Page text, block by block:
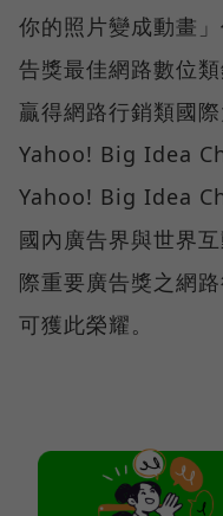
你的照片變成動畫
告獎最佳網路數位
贏得網路行銷類國
Yahoo! Big Idea
Yahoo! Big Idea
國內廣告界與世界
際重要廣告獎之網
可獲此榮耀。